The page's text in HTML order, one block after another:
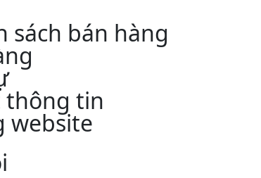
sách bán hàng
thông tin
website